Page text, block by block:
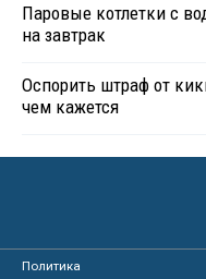
Паровые котлетки с
на завтрак
Оспорить штраф от
чем кажется
Политика